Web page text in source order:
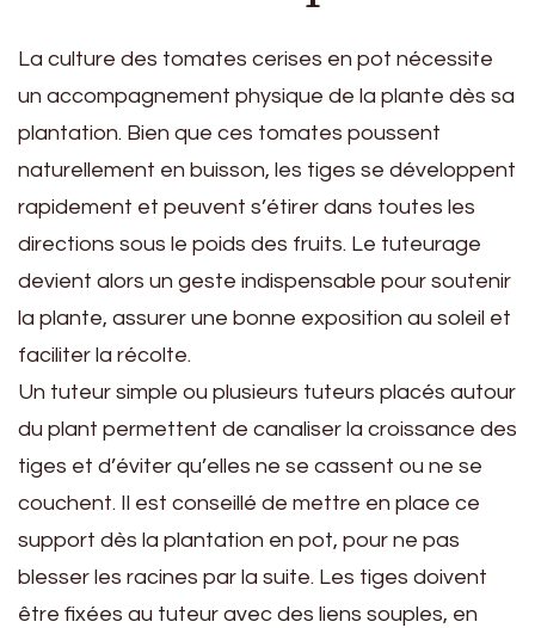
La culture des tomates cerises en pot nécessite
un accompagnement physique de la plante dès sa
plantation. Bien que ces tomates poussent
naturellement en buisson, les tiges se développent
rapidement et peuvent s’étirer dans toutes les
directions sous le poids des fruits. Le tuteurage
devient alors un geste indispensable pour soutenir
la plante, assurer une bonne exposition au soleil et
faciliter la récolte.
Un tuteur simple ou plusieurs tuteurs placés autour
du plant permettent de canaliser la croissance des
tiges et d’éviter qu’elles ne se cassent ou ne se
couchent. Il est conseillé de mettre en place ce
support dès la plantation en pot, pour ne pas
blesser les racines par la suite. Les tiges doivent
être fixées au tuteur avec des liens souples, en